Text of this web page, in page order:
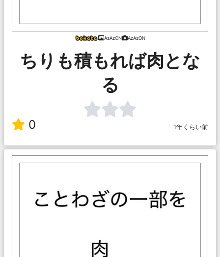
AzAzON AzAzON
ちりも積もれば肉とな
る
0 1年くらい前